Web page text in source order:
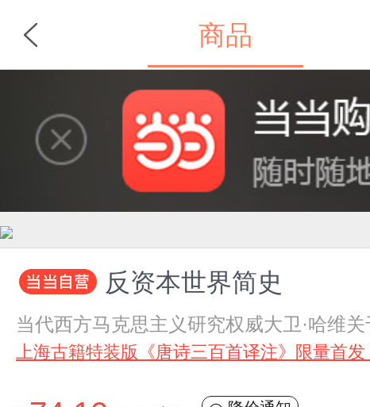
商品
分类
反资本世界简史
当代西方马克思主义研究权威大卫·哈维
上海古籍特装版《唐诗三百首译注》限量首发